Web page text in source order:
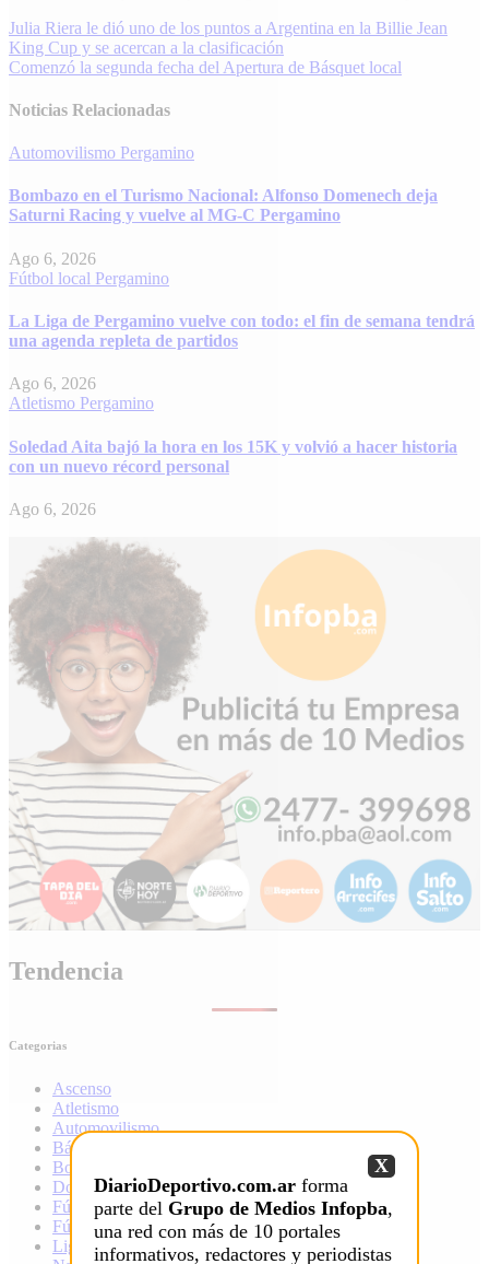
Navegación
de
Julia Riera le dió uno de los puntos a Argentina en la Billie Jean
King Cup y se acercan a la clasificación
Comenzó la segunda fecha del Apertura de Básquet local
Noticias Relacionadas
Automovilismo Pergamino
Bombazo en el Turismo Nacional: Alfonso Domenech deja
Saturni Racing y vuelve al MG-C Pergamino
Ago 6, 2026
Fútbol local Pergamino
La Liga de Pergamino vuelve con todo: el fin de semana tendrá
una agenda repleta de partidos
Ago 6, 2026
Atletismo Pergamino
Soledad Aita bajó la hora en los 15K y volvió a hacer historia
con un nuevo récord personal
Ago 6, 2026
X
DiarioDeportivo.com.ar forma
parte del Grupo de Medios Infopba,
una red con más de 10 portales
informativos, redactores y periodistas
Tendencia
Categorias
Ascenso
Atletismo
Automovilismo
Básquet
Boxeo
Douglas
Fútbol
Fútbol local
Liga infantil de fútbol